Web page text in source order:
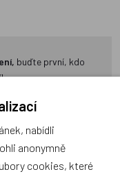
buďte první, kdo
nabídli
anonymně
cookies, které